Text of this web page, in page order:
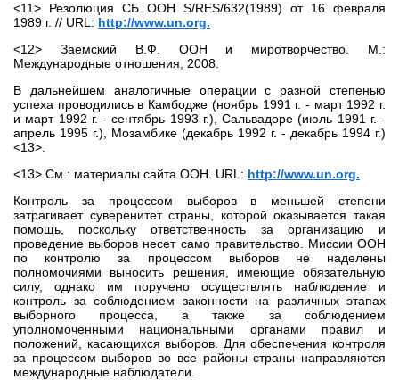
<11> Резолюция СБ ООН S/RES/632(1989) от 16 февраля
1989 г. // URL: http://www.un.org.
<12> Заемский В.Ф. ООН и миротворчество. М.:
Международные отношения, 2008.
В дальнейшем аналогичные операции с разной степенью
успеха проводились в Камбодже (ноябрь 1991 г. - март 1992 г.
и март 1992 г. - сентябрь 1993 г.), Сальвадоре (июль 1991 г. -
апрель 1995 г.), Мозамбике (декабрь 1992 г. - декабрь 1994 г.)
<13>.
<13> См.: материалы сайта ООН. URL: http://www.un.org.
Контроль за процессом выборов в меньшей степени
затрагивает суверенитет страны, которой оказывается такая
помощь, поскольку ответственность за организацию и
проведение выборов несет само правительство. Миссии ООН
по контролю за процессом выборов не наделены
полномочиями выносить решения, имеющие обязательную
силу, однако им поручено осуществлять наблюдение и
контроль за соблюдением законности на различных этапах
выборного процесса, а также за соблюдением
уполномоченными национальными органами правил и
положений, касающихся выборов. Для обеспечения контроля
за процессом выборов во все районы страны направляются
международные наблюдатели.